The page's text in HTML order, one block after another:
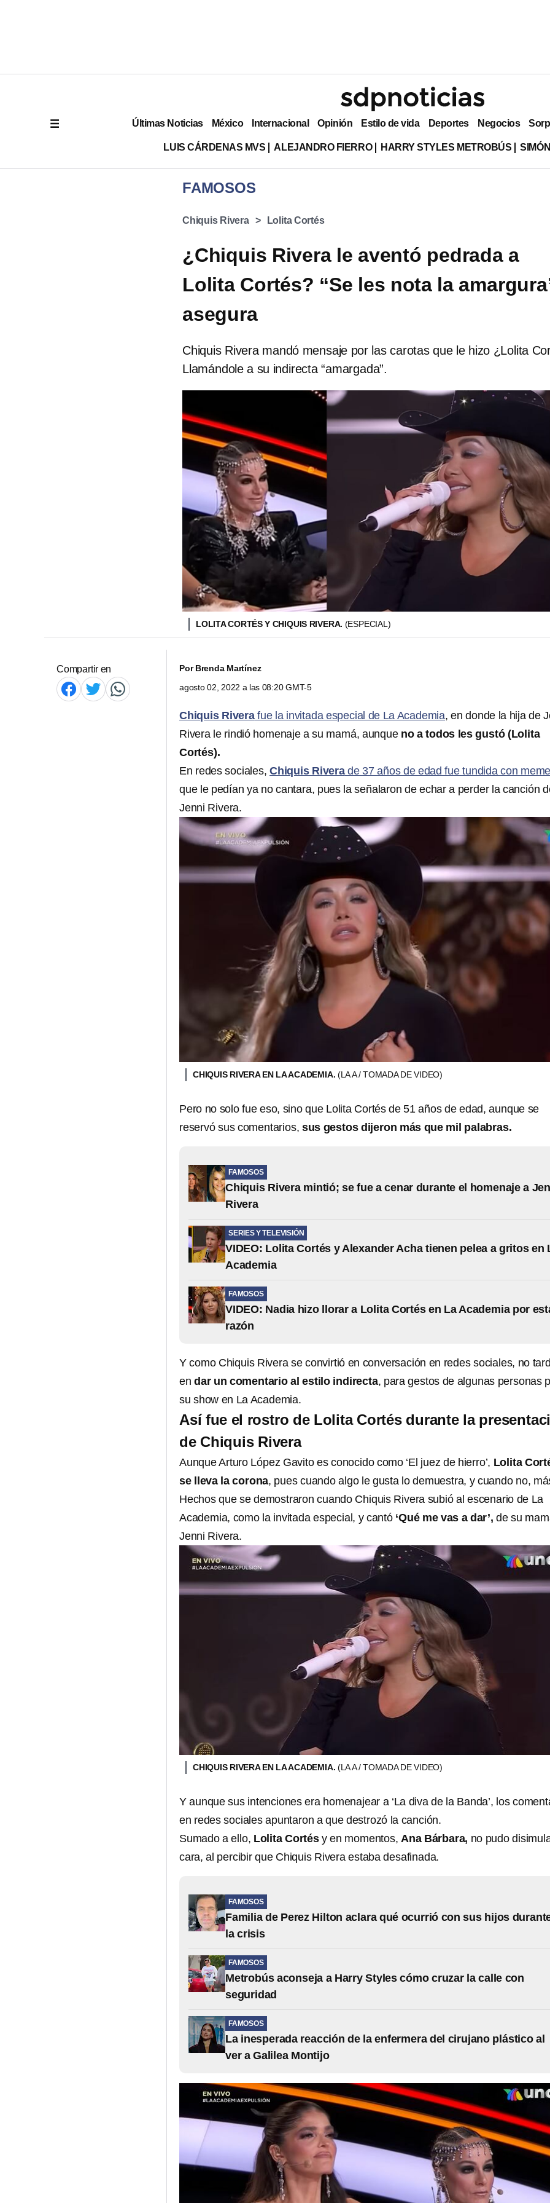
Últimas Noticias México Internacional Opinión Estilo de vida Deportes Negocios
LUIS CÁRDENAS MVS ALEJANDRO FIERRO HARRY STYLES METROBÚS
FAMOSOS
Chiquis Rivera Lolita Cortés
¿Chiquis Rivera le aventó pedrada a
Lolita Cortés? “Se les nota la
asegura
Chiquis Rivera mandó mensaje por las carotas que le hizo ¿Lolita
Llamándole a su indirecta “amargada”.
LOLITA CORTÉS Y CHIQUIS RIVERA. (ESPECIAL)
Compartir en PorBrenda Martínez
agosto 02, 2022 a las 08:20 GMT-5
Chiquis Riverafue la invitada especial de La Academia, en donde la hija de
Rivera le rindió homenaje a su mamá, aunque no a todos les gustó (Lolita
Cortés).
En redes sociales, Chiquis Riverade 37 años de edad fue tundida con
que le pedían ya no cantara, pues la señalaron de echar a perder la canción
Jenni Rivera.
CHIQUIS RIVERA EN LA ACADEMIA. (LA A / TOMADA DE VIDEO)
Pero no solo fue eso, sino que Lolita Cortés de 51 años de edad, aunque se
reservó sus comentarios, sus gestos dijeron más que mil palabras.
FAMOSOS
Chiquis Rivera mintió; se fue a cenar durante el homenaje a
Rivera
SERIES Y TELEVISIÓN
VIDEO: Lolita Cortés y Alexander Acha tienen pelea a gritos en
Academia
FAMOSOS
VIDEO: Nadia hizo llorar a Lolita Cortés en La Academia por
razón
Y como Chiquis Rivera se convirtió en conversación en redes sociales, no
en dar un comentario al estilo indirecta, para gestos de algunas personas
su show en La Academia.
Así fue el rostro de Lolita Cortés durante la
de Chiquis Rivera
Aunque Arturo López Gavito es conocido como ‘El juez de hierro’, Lolita
se lleva la corona, pues cuando algo le gusta lo demuestra, y cuando no,
Hechos que se demostraron cuando Chiquis Rivera subió al escenario de La
Academia, como la invitada especial, y cantó ‘Qué me vas a dar’, de su
Jenni Rivera.
CHIQUIS RIVERA EN LA ACADEMIA. (LA A / TOMADA DE VIDEO)
Y aunque sus intenciones era homenajear a ‘La diva de la Banda’, los
en redes sociales apuntaron a que destrozó la canción.
Sumado a ello, Lolita Cortésy en momentos, Ana Bárbara, no pudo
cara, al percibir que Chiquis Rivera estaba desafinada.
FAMOSOS
Familia de Perez Hilton aclara qué ocurrió con sus hijos
la crisis
FAMOSOS
Metrobús aconseja a Harry Styles cómo cruzar la calle con
seguridad
FAMOSOS
La inesperada reacción de la enfermera del cirujano plástico al
ver a Galilea Montijo